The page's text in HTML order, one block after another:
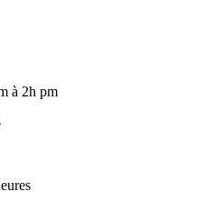
à 2h pm